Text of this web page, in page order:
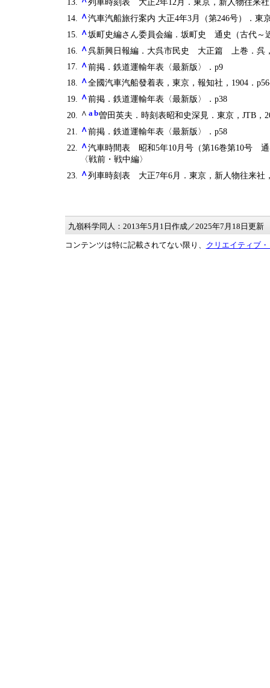
∧ 汽車汽船旅行案内 大正4年3月（第246号）．東
∧ 坂町史編さん委員会編．坂町史 通史（古代～
∧ 呉新興日報編．大呉市民史 大正篇 上巻．呉
∧ 前掲．鉄道運輸年表〈最新版〉．p9
∧全國汽車汽船發着表，東京，報知社，1904．
∧前掲．鉄道運輸年表〈最新版〉．p38
∧ ab曽田英夫．時刻表昭和史深見．東京，JTB，
∧前掲．鉄道運輸年表〈最新版〉．p58
∧ 汽車時間表 昭和5年10月号（第16巻第10号 通
〈戦前・戦中編〉
∧ 列車時刻表 大正7年6月．東京，新人物往来社
九嶺科学同人：2013年5月1日作成／2025年7月18日更新
コンテンツは特に記載されてない限り、 クリエイティブ